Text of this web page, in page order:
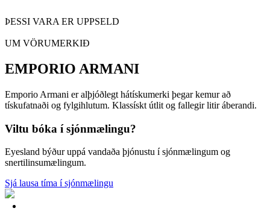
ÞESSI VARA ER UPPSELD
UM VÖRUMERKIÐ
EMPORIO ARMANI
Emporio Armani er alþjóðlegt hátískumerki þegar kemur að
tískufatnaði og fylgihlutum. Klassískt útlit og fallegir litir áberandi.
Viltu bóka í sjónmælingu?
Eyesland býður uppá vandaða þjónustu í sjónmælingum og
snertilinsumælingum.
Sjá lausa tíma í sjónmælingu